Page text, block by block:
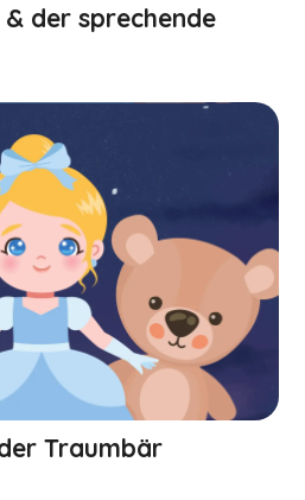
& der sprechende
Traumbär